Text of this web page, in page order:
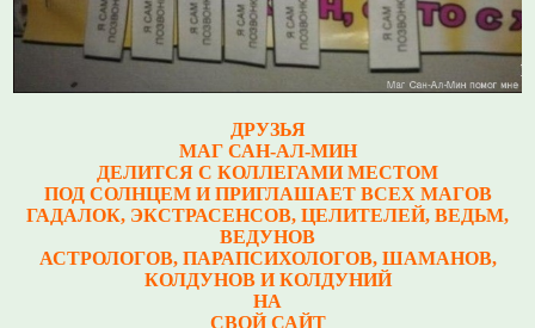
ДРУЗЬЯ
МАГ САН-АЛ-МИН
ДЕЛИТСЯ С КОЛЛЕГАМИ МЕСТОМ
ПОД СОЛНЦЕМ И ПРИГЛАШАЕТ ВСЕХ МАГОВ
ГАДАЛОК, ЭКСТРАСЕНСОВ, ЦЕЛИТЕЛЕЙ, ВЕДЬМ,
ВЕДУНОВ
АСТРОЛОГОВ, ПАРАПСИХОЛОГОВ, ШАМАНОВ,
КОЛДУНОВ И КОЛДУНИЙ
НА
СВОЙ САЙТ